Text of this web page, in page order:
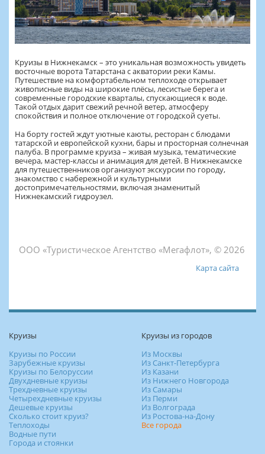
Круизы в Нижнекамск – это уникальная возможность увидеть
восточные ворота Татарстана с акватории реки Камы.
Путешествие на комфортабельном теплоходе открывает
живописные виды на широкие плёсы, лесистые берега и
современные городские кварталы, спускающиеся к воде.
Такой отдых дарит свежий речной ветер, атмосферу
спокойствия и полное отключение от городской суеты.
На борту гостей ждут уютные каюты, ресторан с блюдами
татарской и европейской кухни, бары и просторная солнечная
палуба. В программе круиза – живая музыка, тематические
вечера, мастер-классы и анимация для детей. В Нижнекамске
для путешественников организуют экскурсии по городу,
знакомство с набережной и культурными
достопримечательностями, включая знаменитый
Нижнекамский гидроузел.
ООО «Туристическое Агентство «Мегафлот», © 2026
Карта сайта
Круизы
Круизы по России
Зарубежные круизы
Круизы по Белоруссии
Двухдневные круизы
Трехдневные круизы
Четырехдневные круизы
Дешевые круизы
Сколько стоит круиз?
Теплоходы
Водные пути
Города и стоянки
Круизы из городов
Из Москвы
Из Санкт-Петербурга
Из Казани
Из Нижнего Новгорода
Из Самары
Из Перми
Из Волгограда
Из Ростова-на-Дону
Все города